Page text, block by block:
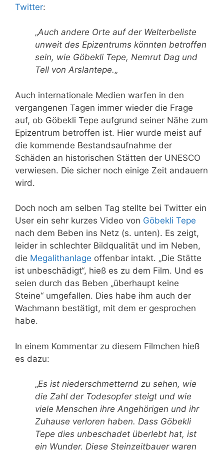
Twitter:
„Auch andere Orte auf der Welterbeliste
unweit des Epizentrums könnten betroffen
sein, wie Göbekli Tepe, Nemrut Dag und
Tell von Arslantepe.„
Auch internationale Medien warfen in den
vergangenen Tagen immer wieder die Frage
auf, ob Göbekli Tepe aufgrund seiner Nähe zum
Epizentrum betroffen ist. Hier wurde meist auf
die kommende Bestandsaufnahme der
Schäden an historischen Stätten der UNESCO
verwiesen. Die sicher noch einige Zeit andauern
wird.
Doch noch am selben Tag stellte bei Twitter ein
User ein sehr kurzes Video von Göbekli Tepe
nach dem Beben ins Netz (s. unten). Es zeigt,
leider in schlechter Bildqualität und im Neben,
die Megalithanlage offenbar intakt. „Die Stätte
ist unbeschädigt“, hieß es zu dem Film. Und es
seien durch das Beben „überhaupt keine
Steine“ umgefallen. Dies habe ihm auch der
Wachmann bestätigt, mit dem er gesprochen
habe.
In einem Kommentar zu diesem Filmchen hieß
es dazu:
„Es ist niederschmetternd zu sehen, wie
die Zahl der Todesopfer steigt und wie
viele Menschen ihre Angehörigen und ihr
Zuhause verloren haben. Dass Göbekli
Tepe dies unbeschadet überlebt hat, ist
ein Wunder. Diese Steinzeitbauer waren